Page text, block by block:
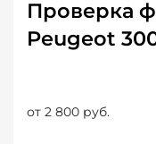
Проверка
Peugeot
от 2 800 руб.